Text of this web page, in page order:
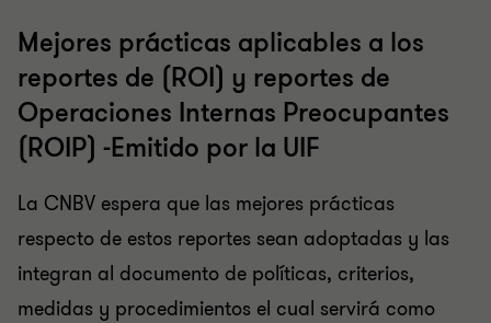
Mejores prácticas aplicables a los
reportes de (ROI) y reportes de
Operaciones Internas Preocupantes
(ROIP) -Emitido por la UIF
La CNBV espera que las mejores prácticas
respecto de estos reportes sean adoptadas y las
integran al documento de políticas, criterios,
medidas y procedimientos el cual servirá como